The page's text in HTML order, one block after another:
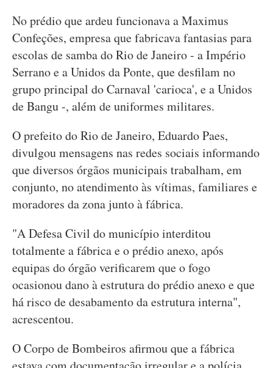
No prédio que ardeu funcionava a Maximus
Confeções, empresa que fabricava fantasias para
escolas de samba do Rio de Janeiro - a Império
Serrano e a Unidos da Ponte, que desfilam no
grupo principal do Carnaval 'carioca', e a Unidos
de Bangu -, além de uniformes militares.
O prefeito do Rio de Janeiro, Eduardo Paes,
divulgou mensagens nas redes sociais informando
que diversos órgãos municipais trabalham, em
conjunto, no atendimento às vítimas, familiares e
moradores da zona junto à fábrica.
"A Defesa Civil do município interditou
totalmente a fábrica e o prédio anexo, após
equipas do órgão verificarem que o fogo
ocasionou dano à estrutura do prédio anexo e que
há risco de desabamento da estrutura interna",
acrescentou.
O Corpo de Bombeiros afirmou que a fábrica